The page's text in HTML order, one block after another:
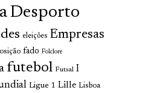
Desporto
eleições Empresas
fado Folclore
futebol Futsal I
Ligue 1 Lille Lisboa